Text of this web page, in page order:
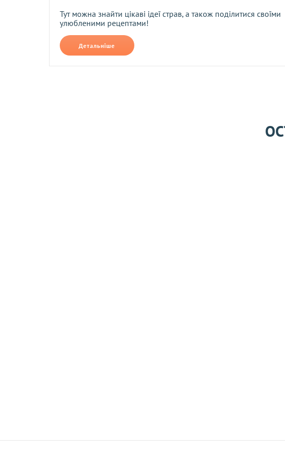
При оплаті за реквізитами або через платіжні системи банком може
Повернення та обмін товарів можливе протягом 14 днів після отримання
якості). Зворотна доставка товарів здійснюється за домовленістю.
Тут можна знайти цікаві ідеї страв, а також поділитися своїми
улюбленими рецептами!
Детальніше